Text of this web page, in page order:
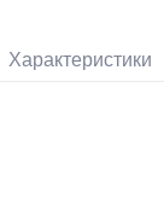
Характеристики